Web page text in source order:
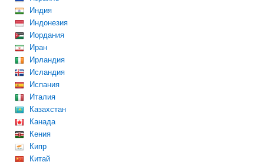
Индия
Индонезия
Иордания
Иран
Ирландия
Исландия
Испания
Италия
Казахстан
Канада
Кения
Кипр
Китай